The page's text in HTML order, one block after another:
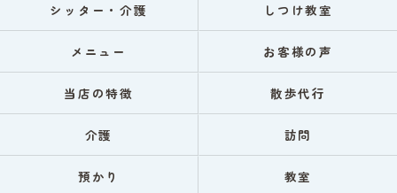
シッター・介護 しつけ教室
メニュー お客様の声
当店の特徴 散歩代行
介護 訪問
預かり 教室